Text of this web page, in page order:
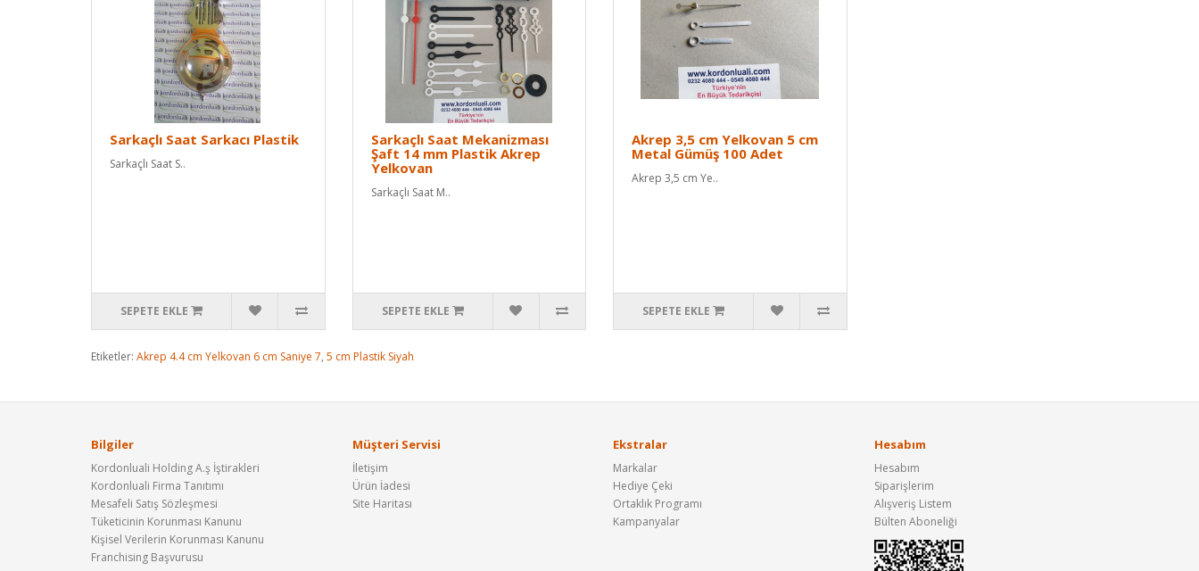
Sarkaçlı Saat Sarkacı Plastik
Sarkaçlı Saat S..
SEPETE EKLE
Sarkaçlı Saat Mekanizması
Şaft 14 mm Plastik Akrep
Yelkovan
Sarkaçlı Saat M..
SEPETE EKLE
Akrep 3,5 cm Yelkovan 5 cm
Metal Gümüş 100 Adet
Akrep 3,5 cm Ye..
SEPETE EKLE
Etiketler: Akrep 4.4 cm Yelkovan 6 cm Saniye 7, 5 cm Plastik Siyah
Bilgiler
Kordonluali Holding A.ş İştirakleri
Kordonluali Firma Tanıtımı
Mesafeli Satış Sözleşmesi
Tüketicinin Korunması Kanunu
Kişisel Verilerin Korunması Kanunu
Franchising Başvurusu
Müşteri Servisi
İletişim
Ürün İadesi
Site Haritası
Ekstralar
Markalar
Hediye Çeki
Ortaklık Programı
Kampanyalar
Hesabım
Hesabım
Siparişlerim
Alışveriş Listem
Bülten Aboneliği